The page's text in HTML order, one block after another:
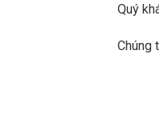
Quý
Chúng